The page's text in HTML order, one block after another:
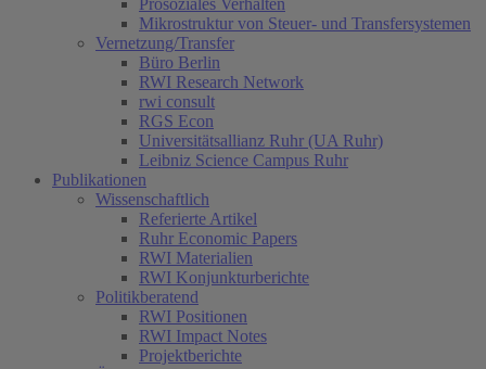
Prosoziales Verhalten
Mikrostruktur von Steuer- und Transfersystemen
Vernetzung/Transfer
Büro Berlin
RWI Research Network
rwi consult
RGS Econ
Universitätsallianz Ruhr (UA Ruhr)
Leibniz Science Campus Ruhr
Publikationen
Wissenschaftlich
Referierte Artikel
Ruhr Economic Papers
RWI Materialien
RWI Konjunkturberichte
Politikberatend
RWI Positionen
RWI Impact Notes
Projektberichte